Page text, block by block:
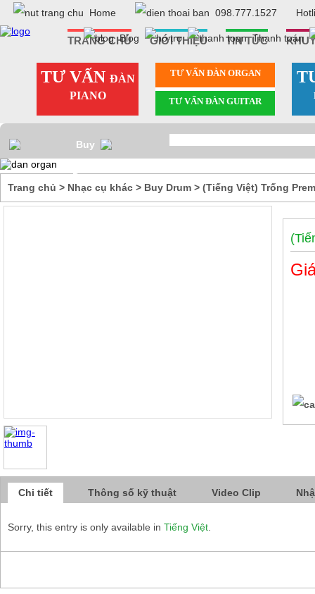
Home 098.777.1527
Blog Thanh toán
TRANG CHỦ GIỚI THIỆU TIN TỨC
TƯ VẤN ĐÀN
PIANO
TƯ VẤN ÐÀN ORGAN
TƯ VẤN ÐÀN GUITAR
Buy
Drum
Trang chủ > Nhạc cụ khác > Buy Drum > (Tiếng Việt) Trống
Chi tiết Thông số kỹ thuật Video Clip
Sorry, this entry is only available in Tiếng Việt